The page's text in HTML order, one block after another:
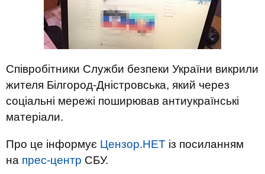
Співробітники Служби безпеки України викрили
жителя Білгород-Дністровська, який через
соціальні мережі поширював антиукраїнські
матеріали.
Про це інформує Цензор.НЕТ із посиланням
на прес-центр СБУ.